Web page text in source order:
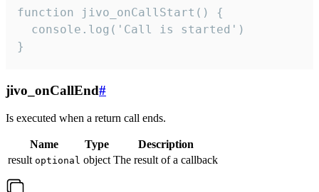
function jivo_onCallStart() {
  console.log('Call is started')
}
jivo_onCallEnd#
Is executed when a return call ends.
Name Type
Description
result optional object The result of a callback